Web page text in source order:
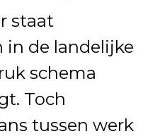
staat
de landelijke
schema
Toch
tussen werk